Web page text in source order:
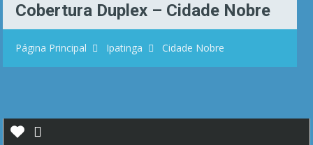
Cobertura Duplex – Cidade Nobre
Página Principal Ipatinga Cidade Nobre